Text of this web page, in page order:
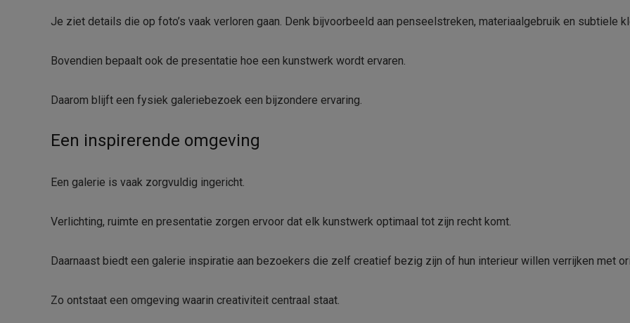
Je ziet details die op foto’s vaak verloren gaan. Denk bijvoorbeeld aan penseelstreken, materiaalgebruik en subtiele
Bovendien bepaalt ook de presentatie hoe een kunstwerk wordt ervaren.
Daarom blijft een fysiek galeriebezoek een bijzondere ervaring.
Een inspirerende omgeving
Een galerie is vaak zorgvuldig ingericht.
Verlichting, ruimte en presentatie zorgen ervoor dat elk kunstwerk optimaal tot zijn recht komt.
Daarnaast biedt een galerie inspiratie aan bezoekers die zelf creatief bezig zijn of hun interieur willen verrijken met
Zo ontstaat een omgeving waarin creativiteit centraal staat.